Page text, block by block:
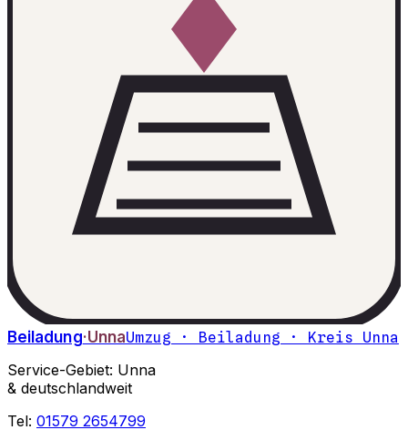
Beiladung·UnnaUmzug · Beiladung · Kreis Unna
Service-Gebiet: Unna
& deutschlandweit
Tel: 01579 2654799